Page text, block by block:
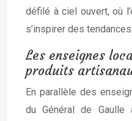
défilé à ciel ouvert, où
s’inspirer des
Les enseignes
produits
En parallèle des
du Général de Gaulle